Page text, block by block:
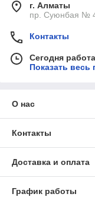
г. Алматы
пр. Суюнбая №
Контакты
Сегодня
Показать весь
О нас
Контакты
Доставка и оплата
График работы